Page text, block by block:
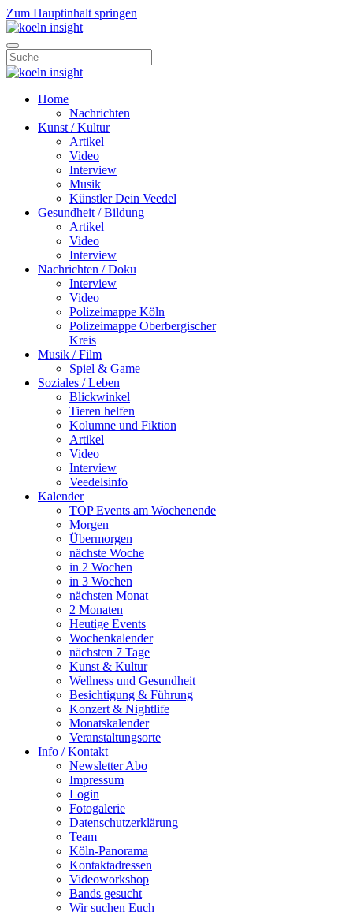
Zum Hauptinhalt springen
Home
Nachrichten
Kunst / Kultur
Artikel
Video
Interview
Musik
Künstler Dein Veedel
Gesundheit / Bildung
Artikel
Video
Interview
Nachrichten / Doku
Interview
Video
Polizeimappe Köln
Polizeimappe Oberbergischer
Kreis
Musik / Film
Spiel & Game
Soziales / Leben
Blickwinkel
Tieren helfen
Kolumne und Fiktion
Artikel
Video
Interview
Veedelsinfo
Kalender
TOP Events am Wochenende
Morgen
Übermorgen
nächste Woche
in 2 Wochen
in 3 Wochen
nächsten Monat
2 Monaten
Heutige Events
Wochenkalender
nächsten 7 Tage
Kunst & Kultur
Wellness und Gesundheit
Besichtigung & Führung
Konzert & Nightlife
Monatskalender
Veranstaltungsorte
Info / Kontakt
Newsletter Abo
Impressum
Login
Fotogalerie
Datenschutzerklärung
Team
Köln-Panorama
Kontaktadressen
Videoworkshop
Bands gesucht
Wir suchen Euch